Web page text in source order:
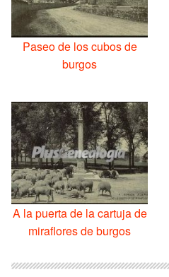
Paseo de los cubos de
burgos
A la puerta de la cartuja de
miraflores de burgos